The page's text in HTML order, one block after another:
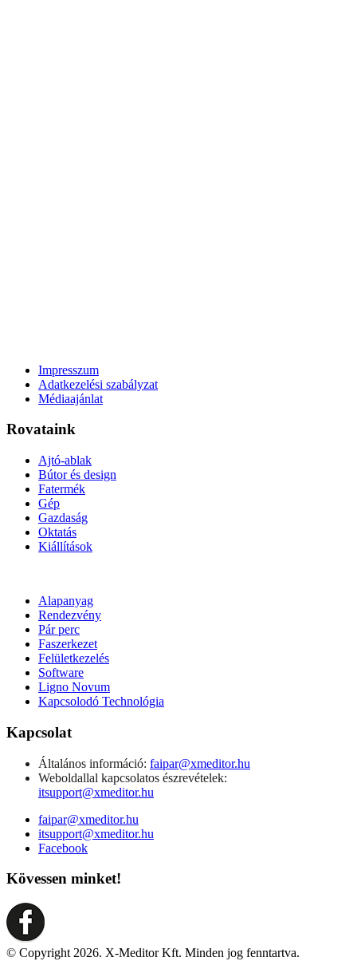
Impresszum
Adatkezelési szabályzat
Médiaajánlat
Rovataink
Ajtó-ablak
Bútor és design
Fatermék
Gép
Gazdaság
Oktatás
Kiállítások
Alapanyag
Rendezvény
Pár perc
Faszerkezet
Felületkezelés
Software
Ligno Novum
Kapcsolodó Technológia
Kapcsolat
Általános információ: faipar@xmeditor.hu
Weboldallal kapcsolatos észrevételek:
itsupport@xmeditor.hu
faipar@xmeditor.hu
itsupport@xmeditor.hu
Facebook
Kövessen minket!
© Copyright 2026. X-Meditor Kft. Minden jog fenntartva.